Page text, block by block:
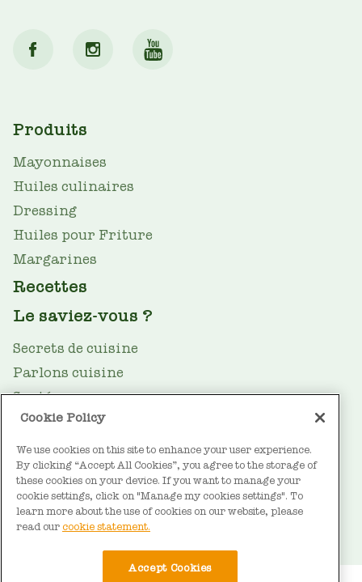
MAIN
NAV
Produits
Mayonnaises
Huiles culinaires
Dressing
Huiles pour Friture
Margarines
Recettes
Le saviez-vous ?
Secrets de cuisine
Parlons cuisine
Santé
Le guide des huiles
Durabilité
FOOTER
À propos de Vandemoortele
Contact
Cookie Policy
We use cookies on this site to enhance your user experience.
By clicking “Accept All Cookies”, you agree to the storage of
these cookies on your device. If you want to manage your
cookie settings, click on "Manage my cookies settings". To
learn more about the use of cookies on our website, please
read our cookie statement.
Accept Cookies